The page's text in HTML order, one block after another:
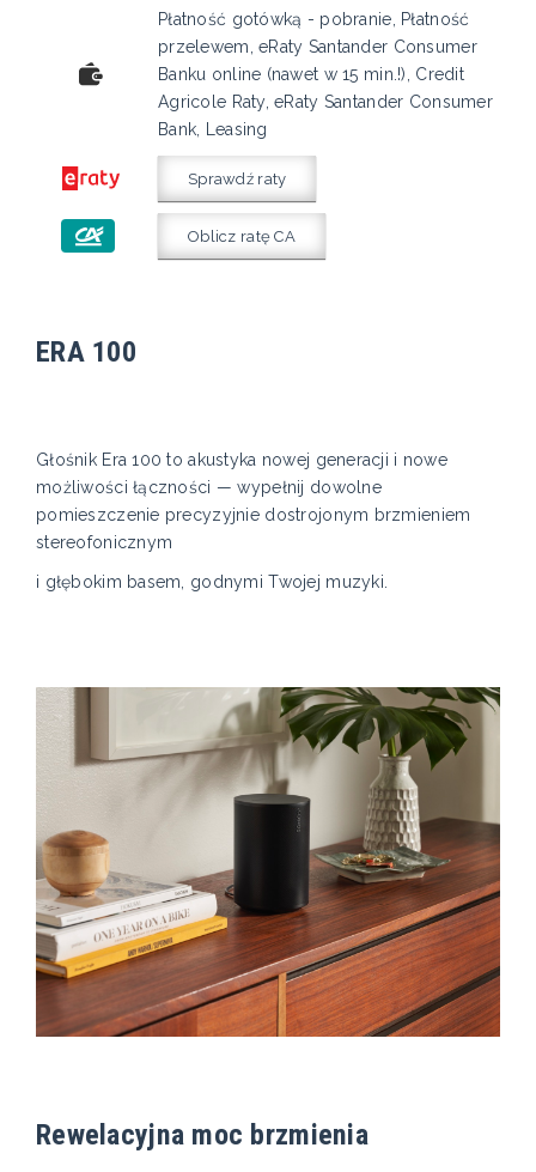
Płatność gotówką - pobranie, Płatność
przelewem, eRaty Santander Consumer
Banku online (nawet w 15 min.!), Credit
Agricole Raty, eRaty Santander Consumer
Bank, Leasing
Sprawdź raty
Oblicz ratę CA
ERA 100
Głośnik Era 100 to akustyka nowej generacji i nowe
możliwości łączności — wypełnij dowolne
pomieszczenie precyzyjnie dostrojonym brzmieniem
stereofonicznym
i głębokim basem, godnymi Twojej muzyki.
Rewelacyjna moc brzmienia